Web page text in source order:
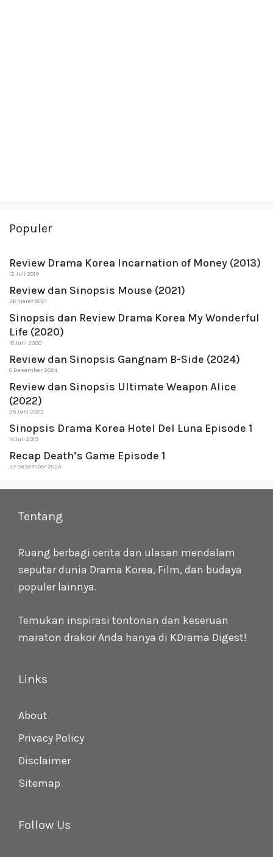
Populer
Review Drama Korea Incarnation of Money (2013)
12 Juli 2019
Review dan Sinopsis Mouse (2021)
26 Maret 2021
Sinopsis dan Review Drama Korea My Wonderful
Life (2020)
18 Juni 2020
Review dan Sinopsis Gangnam B-Side (2024)
6 Desember 2024
Review dan Sinopsis Ultimate Weapon Alice
(2022)
25 Juni 2022
Sinopsis Drama Korea Hotel Del Luna Episode 1
14 Juli 2019
Recap Death’s Game Episode 1
27 Desember 2023
Tentang
Ruang berbagi cerita dan ulasan mendalam
seputar dunia Drama Korea, Film, dan budaya
populer lainnya.
Temukan inspirasi tontonan dan keseruan
maraton drakor Anda hanya di KDrama Digest!
Links
About
Privacy Policy
Disclaimer
Sitemap
Follow Us